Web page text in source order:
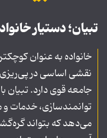
تبیان؛ دستیار
خانواده به عنوان
نقشی اساسی در
جامعه قوی دارد. تبیان
توانمندسازی، خدمات و
می‌دهد که بتواند